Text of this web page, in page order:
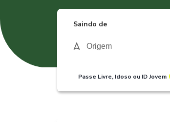
Saindo de
Passe Livre, Idoso ou ID Jovem